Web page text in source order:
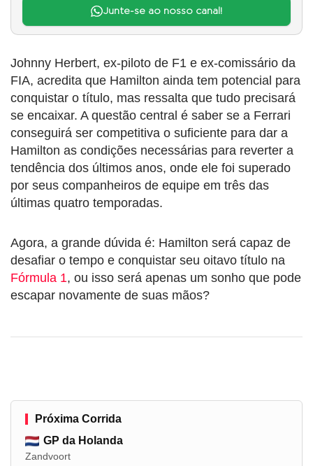
Junte-se ao nosso canal!
Johnny Herbert, ex-piloto de F1 e ex-comissário da
FIA, acredita que Hamilton ainda tem potencial para
conquistar o título, mas ressalta que tudo precisará
se encaixar. A questão central é saber se a Ferrari
conseguirá ser competitiva o suficiente para dar a
Hamilton as condições necessárias para reverter a
tendência dos últimos anos, onde ele foi superado
por seus companheiros de equipe em três das
últimas quatro temporadas.
Agora, a grande dúvida é: Hamilton será capaz de
desafiar o tempo e conquistar seu oitavo título na
Fórmula 1, ou isso será apenas um sonho que pode
escapar novamente de suas mãos?
Próxima Corrida
GP da Holanda
Zandvoort